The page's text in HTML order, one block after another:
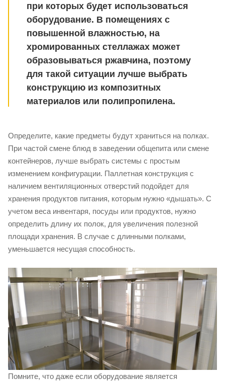
при которых будет использоваться
оборудование. В помещениях с
повышенной влажностью, на
хромированных стеллажах может
образовываться ржавчина, поэтому
для такой ситуации лучше выбрать
конструкцию из композитных
материалов или полипропилена.
Определите, какие предметы будут храниться на полках.
При частой смене блюд в заведении общепита или смене
контейнеров, лучше выбрать системы с простым
изменением конфигурации. Паллетная конструкция с
наличием вентиляционных отверстий подойдет для
хранения продуктов питания, которым нужно «дышать». С
учетом веса инвентаря, посуды или продуктов, нужно
определить длину их полок, для увеличения полезной
площади хранения. В случае с длинными полками,
уменьшается несущая способность.
Помните, что даже если оборудование является